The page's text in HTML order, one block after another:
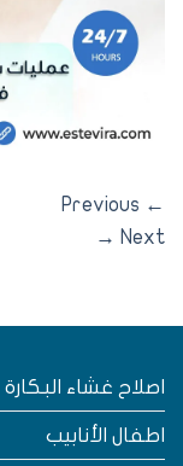
→
غشاء البكارة
الأنابيب